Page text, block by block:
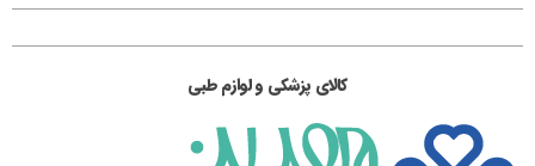
کالای پزشکی و لوازم طبی